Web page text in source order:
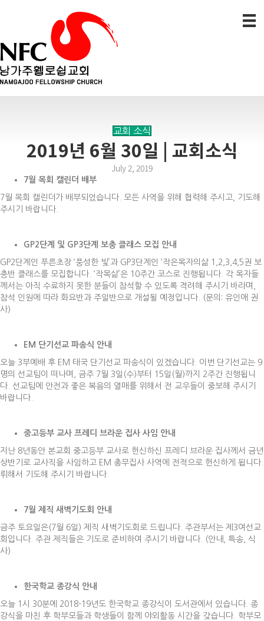
교회 소식
2019년 6월 30일 | 교회소식
July 2, 2019
7월 목회 캘린더 배부
7월 목회 캘린더가 배부되었습니다. 모든 사역을 위해 협력해 주시고, 기도해
주시기 바랍니다.
GP2단계 및 GP3단계 보충 클래스 모집 안내
GP2단계인 푸른초장 ‘풍성한 빛’과 GP3단계인 ‘작은목자의삶 1,2,3,4,5권 보
충반 클래스를 모집합니다. ‘작목삶’은 10주간 코스로 진행됩니다. 각 목자들
께서는 아직 수료하지 못한 분들이 참석할 수 있도록 격려해 주시기 바라며,
참석 인원에 따라 화요반과 주일반으로 개설될 예정입니다. (문의: 유인애 권
사)
EM 단기선교 파송식 안내
오늘 3부예배 후 EM 태국 단기선교 파송식이 있겠습니다. 이번 단기선교는 9
명의 선교팀이 떠나며, 금주 7월 3일(수)부터 15일(월)까지 2주간 진행됩니
다. 선교팀에 안전과 좋은 복음의 열매를 위해서 전 교우들이 중보해 주시기
바랍니다.
중고등부 교사 프레디 브라운 집사 사임 안내
지난 8년동안 본교회 중고등부 교사로 헌신하신 프레디 브라운 집사께서 금년
상반기로 교사직을 사임하고 EM 총무집사 사역에 전적으로 헌신하게 됩니다.
뤼해서 기도해 주시기 바랍니다.
7월 제직 새벽기도회 안내
금주 토요일은(7월 6일) 제직 새벽기도회로 드립니다. 주관부서는 제3여선교
회입니다. 주관 제직들은 기도로 준비하여 주시기 바랍니다. (안내, 특송, 식
사)
한국학교 종강식 안내
오늘 1시 30분에 2018-19년도 한국학교 종강식이 도서관에서 있습니다. 종
강식을 마친 후 학부모들과 학생들이 함께 야외활동 시간을 갖습니다. 학부모